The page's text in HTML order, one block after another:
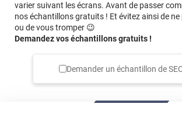
varier suivant les écrans. Avant de passer
nos échantillons gratuits ! Et évitez ainsi de
ou de vous tromper 😉
Demandez vos échantillons gratuits !
Demander un échantillon de